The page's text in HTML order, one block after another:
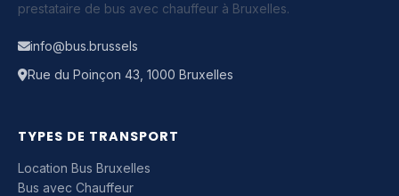
prestataire de bus avec chauffeur à Bruxelles.
info@bus.brussels
Rue du Poinçon 43, 1000 Bruxelles
TYPES DE TRANSPORT
Location Bus Bruxelles
Bus avec Chauffeur